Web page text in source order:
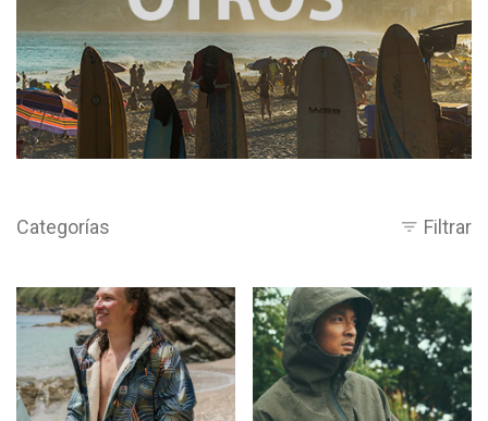
Categorías Filtrar